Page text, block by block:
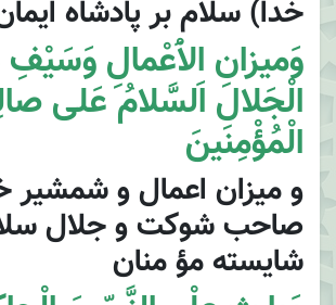
خدا) سلام بر پادشاه
وَميزانِ الاَْعْمالِ
الْجَلالِ اَلسَّلامُ عَلى
الْمُؤْمِنينَ
و ميزان اعمال و شمشير
صاحب شوكت و جلال
شايسته مؤ منان